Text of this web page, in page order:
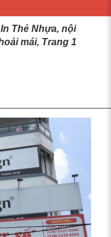
Thẻ Nhựa, nội
mái, Trang 1